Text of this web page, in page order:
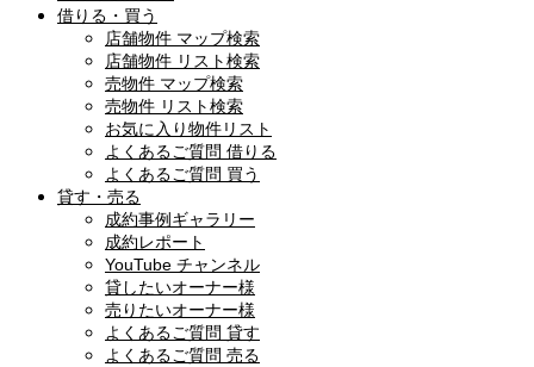
借りる・買う
店舗物件 マップ検索
店舗物件 リスト検索
売物件 マップ検索
売物件 リスト検索
お気に入り物件リスト
よくあるご質問 借りる
よくあるご質問 買う
貸す・売る
成約事例ギャラリー
成約レポート
YouTube チャンネル
貸したいオーナー様
売りたいオーナー様
よくあるご質問 貸す
よくあるご質問 売る